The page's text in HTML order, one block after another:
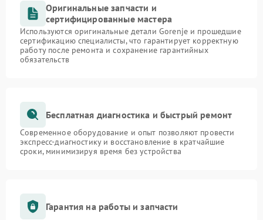
Оригинальные запчасти и
сертифицированные мастера
Используются оригинальные детали Gorenje и прошедшие
сертификацию специалисты, что гарантирует корректную
работу после ремонта и сохранение гарантийных
обязательств
Бесплатная диагностика и быстрый ремонт
Современное оборудование и опыт позволяют провести
экспресс-диагностику и восстановление в кратчайшие
сроки, минимизируя время без устройства
Гарантия на работы и запчасти